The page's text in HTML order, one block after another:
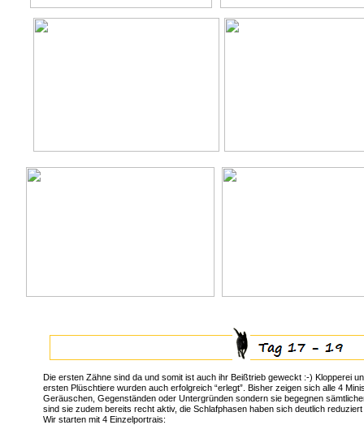
Die ersten Zähne sind da und somit ist auch ihr Beißtrieb geweckt :-) Klopperei
ersten Plüschtiere wurden auch erfolgreich “erlegt”. Bisher zeigen sich alle 4
Geräuschen, Gegenständen oder Untergründen sondern sie begegnen
sind sie zudem bereits recht aktiv, die Schlafphasen haben sich deutlich
Wir starten mit 4 Einzelportrais: